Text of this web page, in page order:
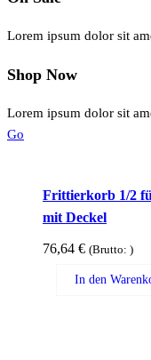
Lorem ipsum dolor sit
Shop Now
Lorem ipsum dolor sit
Go
Frittierkorb 1/2
mit Deckel
76,64 € (Brutto: )
In den